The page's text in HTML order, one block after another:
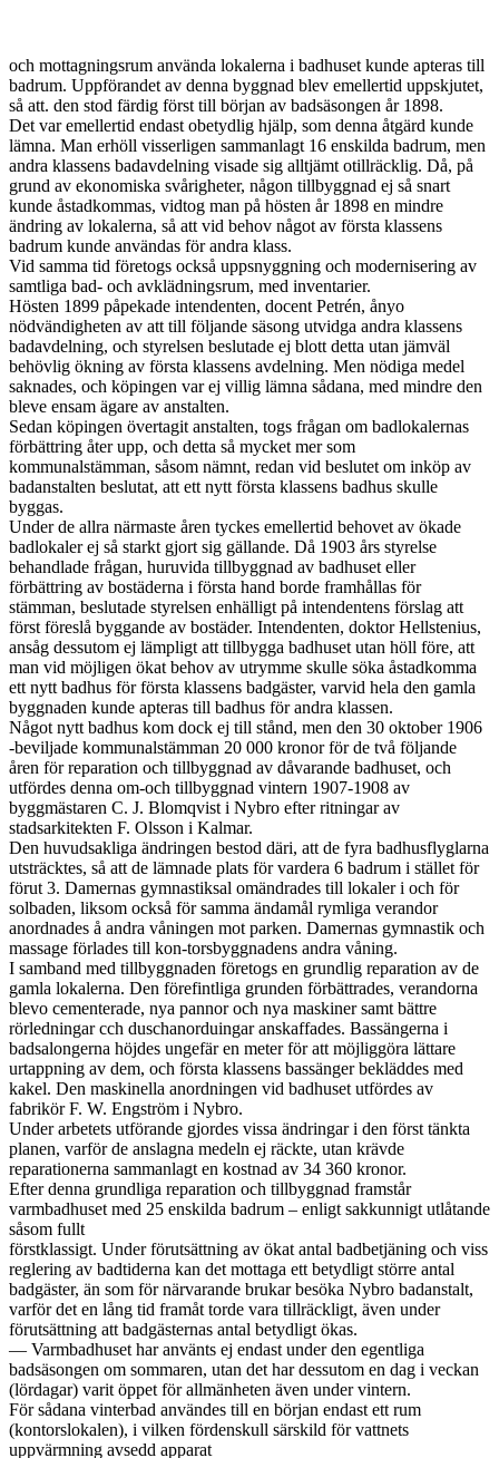
och mottagningsrum använda lokalerna i badhuset kunde apteras till
badrum. Uppförandet av denna byggnad blev emellertid uppskjutet,
så att. den stod färdig först till början av badsäsongen år 1898.
Det var emellertid endast obetydlig hjälp, som denna åtgärd kunde
lämna. Man erhöll visserligen sammanlagt 16 enskilda badrum, men
andra klassens badavdelning visade sig alltjämt otillräcklig. Då, på
grund av ekonomiska svårigheter, någon tillbyggnad ej så snart
kunde åstadkommas, vidtog man på hösten år 1898 en mindre
ändring av lokalerna, så att vid behov något av första klassens
badrum kunde användas för andra klass.
Vid samma tid företogs också uppsnyggning och modernisering av
samtliga bad- och avklädningsrum, med inventarier.
Hösten 1899 påpekade intendenten, docent Petrén, ånyo
nödvändigheten av att till följande säsong utvidga andra klassens
badavdelning, och styrelsen beslutade ej blott detta utan jämväl
behövlig ökning av första klassens avdelning. Men nödiga medel
saknades, och köpingen var ej villig lämna sådana, med mindre den
bleve ensam ägare av anstalten.
Sedan köpingen övertagit anstalten, togs frågan om badlokalernas
förbättring åter upp, och detta så mycket mer som
kommunalstämman, såsom nämnt, redan vid beslutet om inköp av
badanstalten beslutat, att ett nytt första klassens badhus skulle
byggas.
Under de allra närmaste åren tyckes emellertid behovet av ökade
badlokaler ej så starkt gjort sig gällande. Då 1903 års styrelse
behandlade frågan, huruvida tillbyggnad av badhuset eller
förbättring av bostäderna i första hand borde framhållas för
stämman, beslutade styrelsen enhälligt på intendentens förslag att
först föreslå byggande av bostäder. Intendenten, doktor Hellstenius,
ansåg dessutom ej lämpligt att tillbygga badhuset utan höll före, att
man vid möjligen ökat behov av utrymme skulle söka åstadkomma
ett nytt badhus för första klassens badgäster, varvid hela den gamla
byggnaden kunde apteras till badhus för andra klassen.
Något nytt badhus kom dock ej till stånd, men den 30 oktober 1906
-beviljade kommunalstämman 20 000 kronor för de två följande
åren för reparation och tillbyggnad av dåvarande badhuset, och
utfördes denna om-och tillbyggnad vintern 1907-1908 av
byggmästaren C. J. Blomqvist i Nybro efter ritningar av
stadsarkitekten F. Olsson i Kalmar.
Den huvudsakliga ändringen bestod däri, att de fyra badhusflyglarna
utsträcktes, så att de lämnade plats för vardera 6 badrum i stället för
förut 3. Damernas gymnastiksal omändrades till lokaler i och för
solbaden, liksom också för samma ändamål rymliga verandor
anordnades å andra våningen mot parken. Damernas gymnastik och
massage förlades till kon-torsbyggnadens andra våning.
I samband med tillbyggnaden företogs en grundlig reparation av de
gamla lokalerna. Den förefintliga grunden förbättrades, verandorna
blevo cementerade, nya pannor och nya maskiner samt bättre
rörledningar cch duschanorduingar anskaffades. Bassängerna i
badsalongerna höjdes ungefär en meter för att möjliggöra lättare
urtappning av dem, och första klassens bassänger bekläddes med
kakel. Den maskinella anordningen vid badhuset utfördes av
fabrikör F. W. Engström i Nybro.
Under arbetets utförande gjordes vissa ändringar i den först tänkta
planen, varför de anslagna medeln ej räckte, utan krävde
reparationerna sammanlagt en kostnad av 34 360 kronor.
Efter denna grundliga reparation och tillbyggnad framstår
varmbadhuset med 25 enskilda badrum – enligt sakkunnigt utlåtande
såsom fullt
förstklassigt. Under förutsättning av ökat antal badbetjäning och viss
reglering av badtiderna kan det mottaga ett betydligt större antal
badgäster, än som för närvarande brukar besöka Nybro badanstalt,
varför det en lång tid framåt torde vara tillräckligt, även under
förutsättning att badgästernas antal betydligt ökas.
— Varmbadhuset har använts ej endast under den egentliga
badsäsongen om sommaren, utan det har dessutom en dag i veckan
(lördagar) varit öppet för allmänheten även under vintern.
För sådana vinterbad användes till en början endast ett rum
(kontorslokalen), i vilken fördenskull särskild för vattnets
uppvärmning avsedd apparat